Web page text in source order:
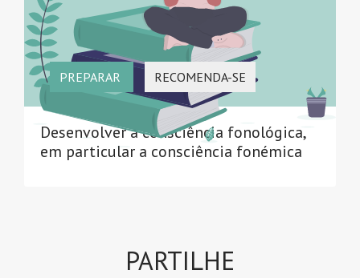
PREPARAR RECOMENDA-SE
Desenvolver a consciência fonológica,
em particular a consciência fonémica
PARTILHE